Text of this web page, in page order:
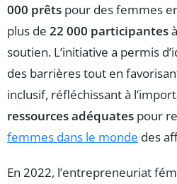
000 prêts pour des femmes
plus de 22 000 participantes
soutien. L’initiative a permis
des barrières tout en
inclusif, réfléchissant à
ressources adéquates pour
femmes dans le monde des
En 2022, l’entrepreneuriat